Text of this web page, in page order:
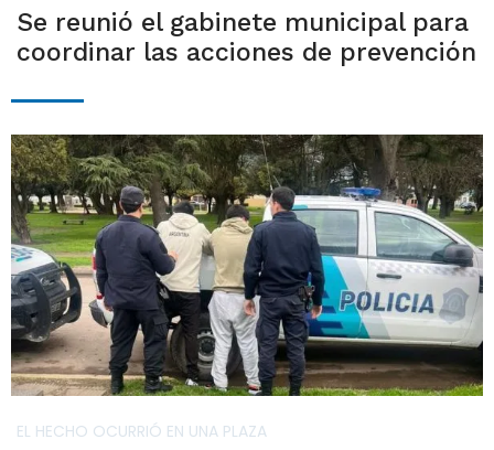
Se reunió el gabinete municipal para
coordinar las acciones de prevención
EL HECHO OCURRIÓ EN UNA PLAZA